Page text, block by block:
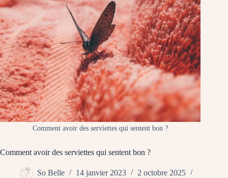
Comment avoir des serviettes qui sentent bon ?
Comment avoir des serviettes qui sentent bon ?
So Belle 14 janvier 2023
2 octobre 2025